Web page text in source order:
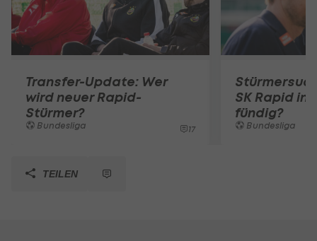
Transfer-Update: Wer
wird neuer Rapid-
Stürmer?
Bundesliga 17
SK Rapid in
fündig?
Bundesliga
TEILEN